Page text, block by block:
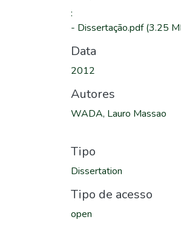
:
- Dissertação.pdf(3.25
Data
2012
Autores
WADA, Lauro Massao
Tipo
Dissertation
Tipo de acesso
open